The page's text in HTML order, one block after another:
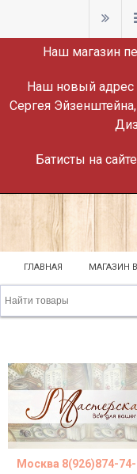
Наш магазин
Наш новый адрес
Сергея
Батисты на сайте
ГЛАВНАЯ МАГАЗИН
Москва 8(926)874-